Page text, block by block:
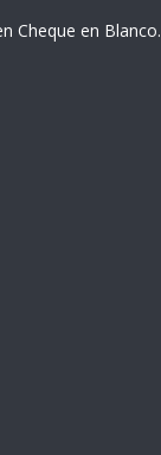
Cheque en Blanco.